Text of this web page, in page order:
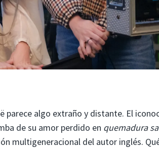
parece algo extraño y distante. El
de su amor perdido en quemadura
multigeneracional del autor inglés.